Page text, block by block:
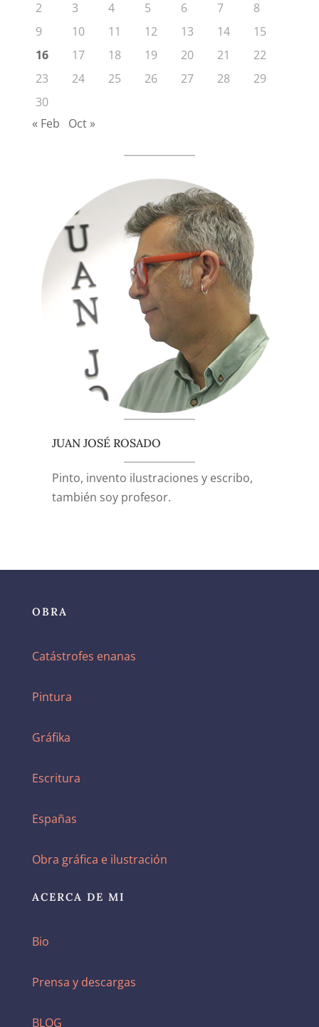
2 3 4 5 6 7
8
9
10 11 12 13 14
15
16
17 18 19 20 21
22
23
24 25 26 27 28
29
30
« Feb
Oct »
JUAN JOSÉ ROSADO
Pinto, invento ilustraciones y escribo,
también soy profesor.
OBRA
Catástrofes enanas
Pintura
Gráfika
Escritura
Españas
Obra gráfica e ilustración
ACERCA DE MI
Bio
Prensa y descargas
BLOG